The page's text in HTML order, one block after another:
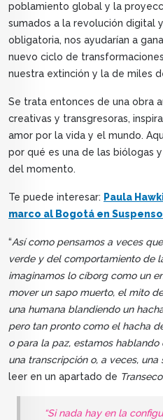
poblamiento global y la
sumados a la revolución digital
obligatoria, nos ayudarían a
nuevo ciclo de
nuestra extinción y la de miles
Se trata entonces de una obra
creativas y transgresoras,
amor por la vida y el mundo.
por qué es una de las biólogas
del momento.
Te puede interesar: Paula
marco al Bogotá en Suspenso
“Así como pensamos a veces
verde y del comportamiento de
imaginamos lo cíborg como un
mover un sapo muerto, el mito
una humana blandiendo un
pero tan pronto como el hacha
o para la paz, estamos
una transcripción o, a veces,
leer en un apartado de
“Si nada hay en la